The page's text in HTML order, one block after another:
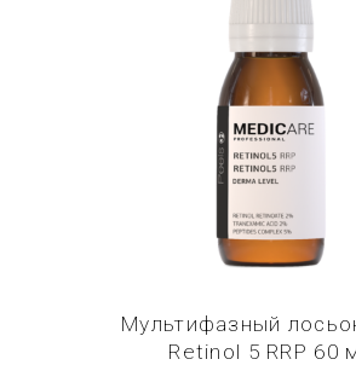
Купить в 1
Мультифазный
Retinol 5 RRP 60